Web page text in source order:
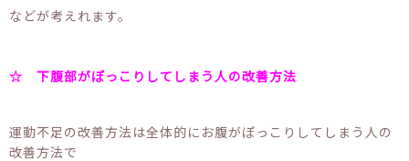
などが考えれます。
☆ 下腹部がぽっこりしてしまう人の改善方法
運動不足の改善方法は全体的にお腹がぽっこりしてしまう人の
改善方法で